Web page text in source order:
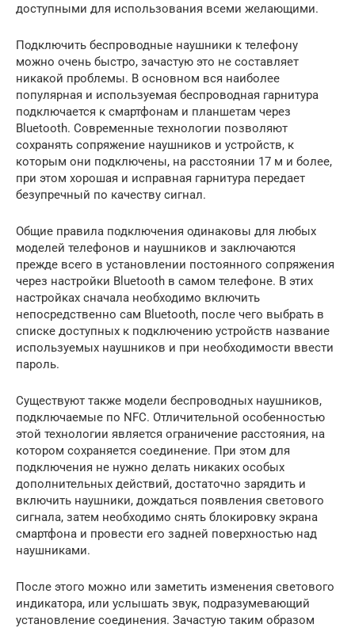
доступными для использования всеми желающими.
Подключить беспроводные наушники к телефону
можно очень быстро, зачастую это не составляет
никакой проблемы. В основном вся наиболее
популярная и используемая беспроводная гарнитура
подключается к смартфонам и планшетам через
Bluetooth. Современные технологии позволяют
сохранять сопряжение наушников и устройств, к
которым они подключены, на расстоянии 17 м и более,
при этом хорошая и исправная гарнитура передает
безупречный по качеству сигнал.
Общие правила подключения одинаковы для любых
моделей телефонов и наушников и заключаются
прежде всего в установлении постоянного сопряжения
через настройки Bluetooth в самом телефоне. В этих
настройках сначала необходимо включить
непосредственно сам Bluetooth, после чего выбрать в
списке доступных к подключению устройств название
используемых наушников и при необходимости ввести
пароль.
Существуют также модели беспроводных наушников,
подключаемые по NFC. Отличительной особенностью
этой технологии является ограничение расстояния, на
котором сохраняется соединение. При этом для
подключения не нужно делать никаких особых
дополнительных действий, достаточно зарядить и
включить наушники, дождаться появления светового
сигнала, затем необходимо снять блокировку экрана
смартфона и провести его задней поверхностью над
наушниками.
После этого можно или заметить изменения светового
индикатора, или услышать звук, подразумевающий
установление соединения. Зачастую таким образом